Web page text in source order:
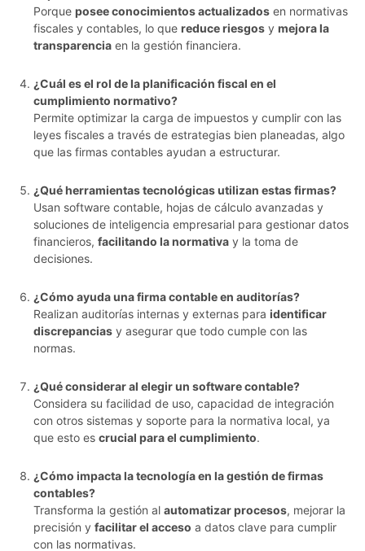
Porque posee conocimientos actualizados en normativas
fiscales y contables, lo que reduce riesgos y mejora la
transparencia en la gestión financiera.
¿Cuál es el rol de la planificación fiscal en el
cumplimiento normativo?
Permite optimizar la carga de impuestos y cumplir con las
leyes fiscales a través de estrategias bien planeadas, algo
que las firmas contables ayudan a estructurar.
¿Qué herramientas tecnológicas utilizan estas firmas?
Usan software contable, hojas de cálculo avanzadas y
soluciones de inteligencia empresarial para gestionar datos
financieros, facilitando la normativa y la toma de
decisiones.
¿Cómo ayuda una firma contable en auditorías?
Realizan auditorías internas y externas para identificar
discrepancias y asegurar que todo cumple con las
normas.
¿Qué considerar al elegir un software contable?
Considera su facilidad de uso, capacidad de integración
con otros sistemas y soporte para la normativa local, ya
que esto es crucial para el cumplimiento.
¿Cómo impacta la tecnología en la gestión de firmas
contables?
Transforma la gestión al automatizar procesos, mejorar la
precisión y facilitar el acceso a datos clave para cumplir
con las normativas.